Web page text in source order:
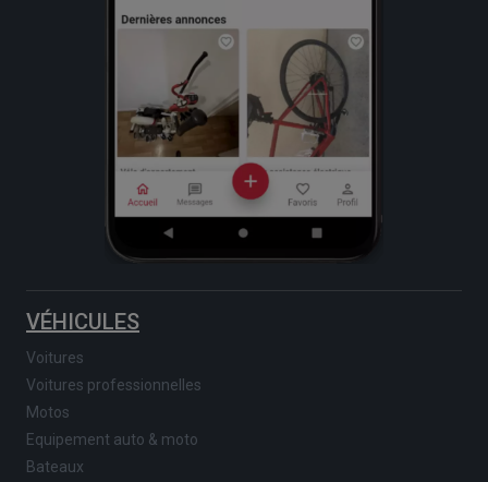
VÉHICULES
Voitures
Voitures professionnelles
Motos
Equipement auto & moto
Bateaux